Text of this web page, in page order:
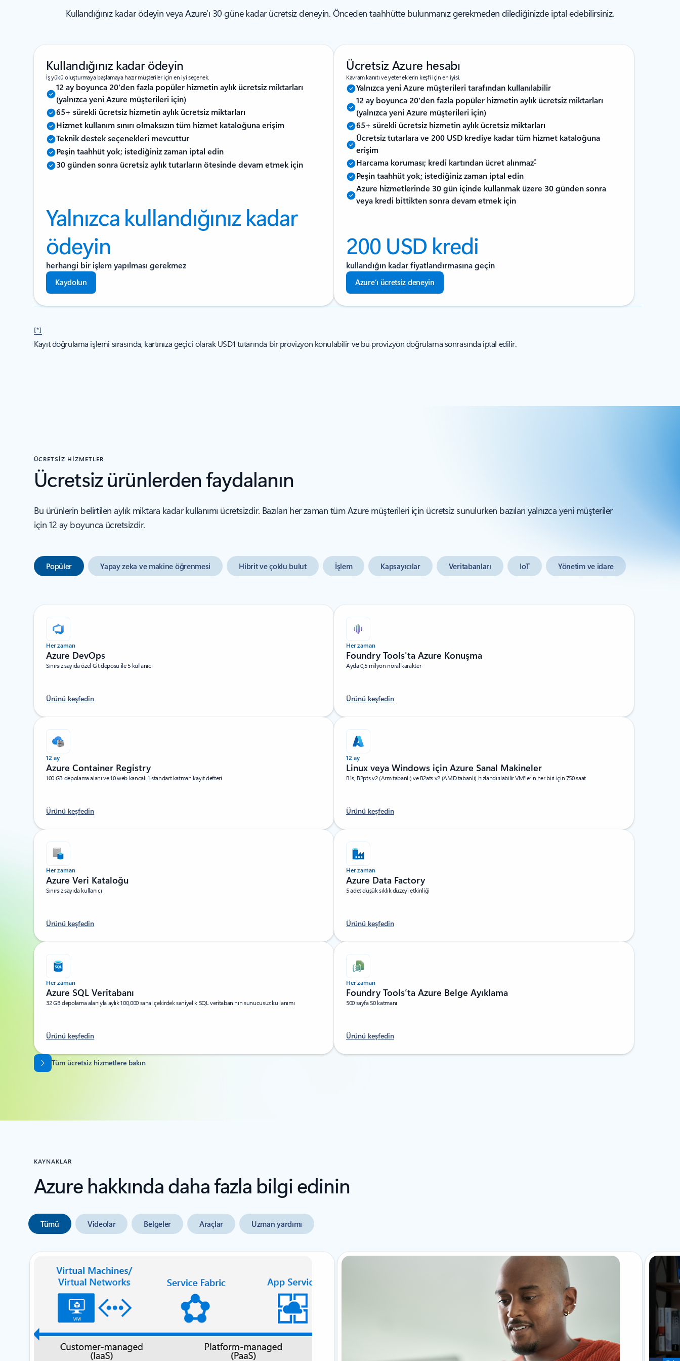
Kullandığınız kadar ödeyin veya Azure’ı 30 güne kadar ücretsiz deneyin. Önceden taahhütte bulunmanız gerekmeden dilediğinizde iptal edebilirsiniz.
Kullandığınız kadar ödeyin
İş yükü oluşturmaya başlamaya hazır müşteriler için en iyi seçenek.
12 ay boyunca 20'den fazla popüler hizmetin aylık ücretsiz miktarları
(yalnızca yeni Azure müşterileri için)
65+ sürekli ücretsiz hizmetin aylık ücretsiz miktarları
Hizmet kullanım sınırı olmaksızın tüm hizmet kataloğuna erişim
Teknik destek seçenekleri mevcuttur
Peşin taahhüt yok; istediğiniz zaman iptal edin
30 günden sonra ücretsiz aylık tutarların ötesinde devam etmek için
Yalnızca kullandığınız kadar
ödeyin
herhangi bir işlem yapılması gerekmez
Kaydolun
Ücretsiz Azure hesabı
Kavram kanıtı ve yeteneklerin keşfi için en iyisi.
Yalnızca yeni Azure müşterileri tarafından kullanılabilir
12 ay boyunca 20'den fazla popüler hizmetin aylık ücretsiz miktarları
(yalnızca yeni Azure müşterileri için)
65+ sürekli ücretsiz hizmetin aylık ücretsiz miktarları
Ücretsiz tutarlara ve 200 USD krediye kadar tüm hizmet kataloğuna
erişim
Harcama koruması; kredi kartından ücret alınmaz*
Peşin taahhüt yok; istediğiniz zaman iptal edin
Azure hizmetlerinde 30 gün içinde kullanmak üzere 30 günden sonra
veya kredi bittikten sonra devam etmek için
200 USD kredi
kullandığın kadar fiyatlandırmasına geçin
Azure’ı ücretsiz deneyin
[*]
Kayıt doğrulama işlemi sırasında, kartınıza geçici olarak USD1 tutarında bir provizyon konulabilir ve bu provizyon doğrulama sonrasında iptal edilir.
ÜCRETSİZ HİZMETLER
Ücretsiz ürünlerden faydalanın
Bu ürünlerin belirtilen aylık miktara kadar kullanımı ücretsizdir. Bazıları her zaman tüm Azure müşterileri için ücretsiz sunulurken bazıları yalnızca yeni müşteriler
için 12 ay boyunca ücretsizdir.
Popüler Yapay zeka ve makine öğrenmesi Hibrit ve çoklu bulut İşlem Kapsayıcılar Veritabanları IoT Yönetim ve idare
Her zaman
Azure DevOps
Sınırsız sayıda özel Git deposu ile 5 kullanıcı
Ürünü keşfedin
Her zaman
Foundry Tools'ta Azure Konuşma
Ayda 0,5 milyon nöral karakter
Ürünü keşfedin
12 ay
Azure Container Registry
100 GB depolama alanı ve 10 web kancalı 1 standart katman kayıt defteri
Ürünü keşfedin
12 ay
Linux veya Windows için Azure Sanal Makineler
B1s, B2pts v2 (Arm tabanlı) ve B2ats v2 (AMD tabanlı) hızlandırılabilir VM'lerin her biri için 750 saat
Ürünü keşfedin
Her zaman
Azure Veri Kataloğu
Sınırsız sayıda kullanıcı
Ürünü keşfedin
Her zaman
Azure Data Factory
5 adet düşük sıklık düzeyi etkinliği
Ürünü keşfedin
Her zaman
Azure SQL Veritabanı
32 GB depolama alanıyla aylık 100,000 sanal çekirdek saniyelik SQL veritabanının sunucusuz kullanımı
Ürünü keşfedin
Her zaman
Foundry Tools’ta Azure Belge Ayıklama
500 sayfa S0 katmanı
Ürünü keşfedin
Sekmelere dön
Tüm ücretsiz hizmetlere bakın
KAYNAKLAR
Azure hakkında daha fazla bilgi edinin
Tümü Videolar Belgeler Araçlar Uzman yardımı
sonraki slayt